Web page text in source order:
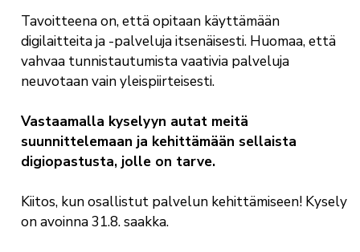
Tavoitteena on, että opitaan käyttämään
digilaitteita ja -palveluja itsenäisesti. Huomaa, että
vahvaa tunnistautumista vaativia palveluja
neuvotaan vain yleispiirteisesti.
Vastaamalla kyselyyn autat meitä
suunnittelemaan ja kehittämään sellaista
digiopastusta, jolle on tarve.
Kiitos, kun osallistut palvelun kehittämiseen! Kysely
on avoinna 31.8. saakka.